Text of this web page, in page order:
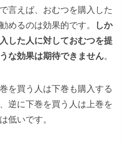
言えば、おむつを購入した
めるのは効果的です。
しか
した人に対しておむつを提
な効果は期待できません。
を買う人は下巻も購入する
逆に下巻を買う人は上巻を
低いです。